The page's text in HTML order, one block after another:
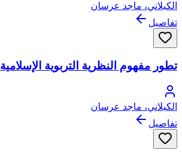
الكيلاني، ماجد عرسان
تفاصيل
تطور مفهوم النظرية التربوية الإسلامية
الكيلاني، ماجد عرسان
تفاصيل